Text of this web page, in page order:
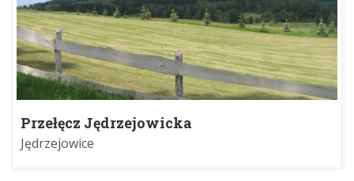
Przełęcz Jędrzejowicka
Jędrzejowice